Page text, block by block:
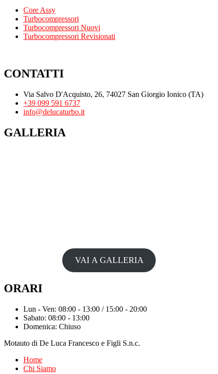
Core Assy
Turbocompressori
Turbocompressori Nuovi
Turbocompressori Revisionati
CONTATTI
Via Salvo D'Acquisto, 26, 74027 San Giorgio Ionico (TA)
+39 099 591 6737
info@delucaturbo.it
GALLERIA
VAI A GALLERIA
ORARI
Lun - Ven: 08:00 - 13:00 / 15:00 - 20:00
Sabato: 08:00 - 13:00
Domenica: Chiuso
Motauto di De Luca Francesco e Figli S.n.c.
Home
Chi Siamo